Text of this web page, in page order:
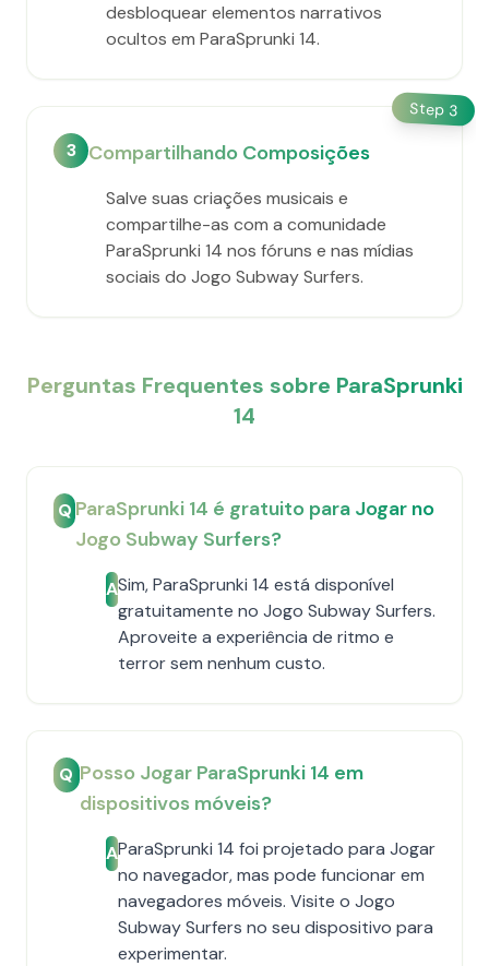
desbloquear elementos narrativos
ocultos em ParaSprunki 14.
Step 3
3 Compartilhando Composições
Salve suas criações musicais e
compartilhe-as com a comunidade
ParaSprunki 14 nos fóruns e nas mídias
sociais do Jogo Subway Surfers.
Perguntas Frequentes sobre ParaSprunki
14
Q ParaSprunki 14 é gratuito para Jogar no
Jogo Subway Surfers?
ASim, ParaSprunki 14 está disponível
gratuitamente no Jogo Subway Surfers.
Aproveite a experiência de ritmo e
terror sem nenhum custo.
Q Posso Jogar ParaSprunki 14 em
dispositivos móveis?
AParaSprunki 14 foi projetado para Jogar
no navegador, mas pode funcionar em
navegadores móveis. Visite o Jogo
Subway Surfers no seu dispositivo para
experimentar.